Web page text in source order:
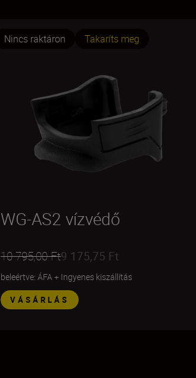
Nincs raktáron Takaríts meg
WG-AS2 vízvédő
10 795,00 Ft9 175,75 Ft
beleértve: ÁFA+ Ingyenes kiszállítás
VÁSÁRLÁS